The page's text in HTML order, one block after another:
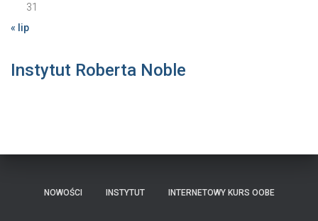
31
« lip
Instytut Roberta Noble
NOWOŚCI INSTYTUT INTERNETOWY KURS OOBE